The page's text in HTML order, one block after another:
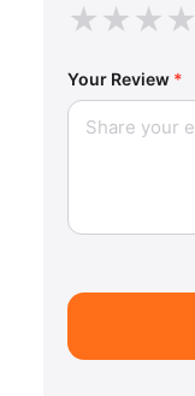
★★★★
Your Review *